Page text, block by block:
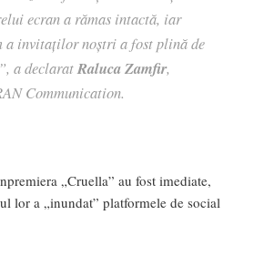
ecran a rămas intactă, iar
a invitaților noștri a fost plină de
a declaratRaluca Zamfir,
Communication.
„Cruella” au fost imediate,
lor a „inundat” platformele de social